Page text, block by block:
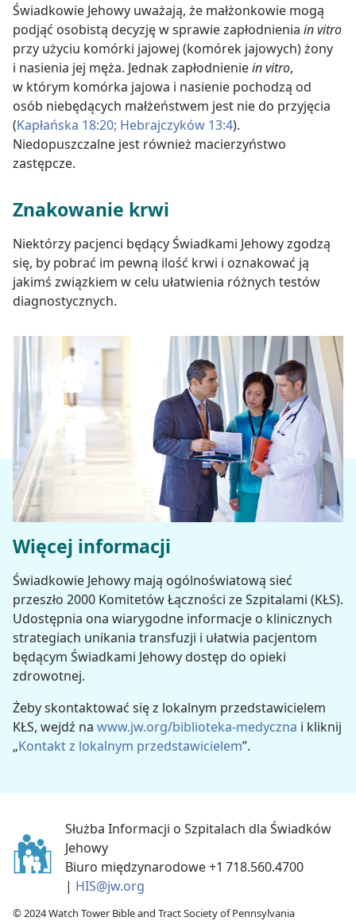
Świadkowie Jehowy uważają, że małżonkowie mogą
podjąć osobistą decyzję w sprawie zapłodnienia in vitro
przy użyciu komórki jajowej (komórek jajowych) żony
i nasienia jej męża. Jednak zapłodnieniein vitro,
w którym komórka jajowa i nasienie pochodzą od
osób niebędących małżeństwem jest nie do przyjęcia
(Kapłańska 18:20; Hebrajczyków 13:4).
Niedopuszczalne jest również macierzyństwo
zastępcze.
Znakowanie krwi
Niektórzy pacjenci będący Świadkami Jehowy zgodzą
się, by pobrać im pewną ilość krwi i oznakować ją
jakimś związkiem w celu ułatwienia różnych testów
diagnostycznych.
Więcej informacji
Świadkowie Jehowy mają ogólnoświatową sieć
przeszło 2000 Komitetów Łączności ze Szpitalami (KŁS).
Udostępnia ona wiarygodne informacje o klinicznych
strategiach unikania transfuzji i ułatwia pacjentom
będącym Świadkami Jehowy dostęp do opieki
zdrowotnej.
Żeby skontaktować się z lokalnym przedstawicielem
KŁS, wejdź na www.jw.org/biblioteka-medyczna i kliknij
„Kontakt z lokalnym przedstawicielem”.
Służba Informacji o Szpitalach dla Świadków
Jehowy
Biuro międzynarodowe +1 718.560.4700
| HIS@jw.org
© 2024 Watch Tower Bible and Tract Society of Pennsylvania